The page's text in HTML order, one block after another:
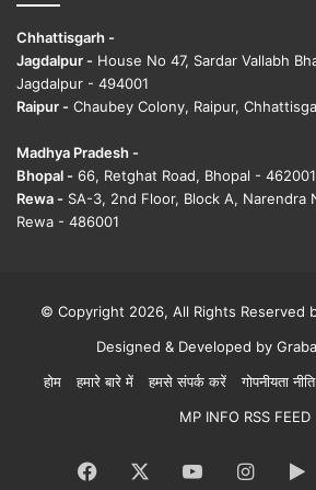
Chhattisgarh -
Jagdalpur - House No 47, Sardar Vallabh
Jagdalpur - 494001
Raipur - Chaubey Colony, Raipur,
Madhya Pradesh -
Bhopal - 66, Retghat Road, Bhopal - 462001
Rewa - SA-3, 2nd Floor, Block A, Narendra
Rewa - 486001
© Copyright 2026, All Rights Reserved
Designed & Developed by
होम
हमारे बारे में हमसे संपर्क करें गोपनीयता नीति
MP INFO RSS FEED
Facebook YouTube